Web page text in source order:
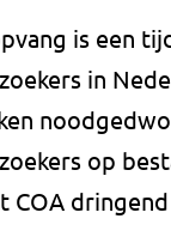
is een
in
op
COA